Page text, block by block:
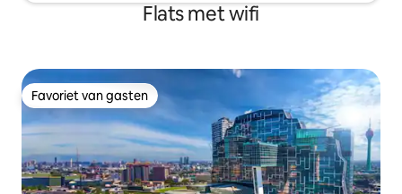
Flats met wifi
Favoriet van gasten
Favoriet van gasten